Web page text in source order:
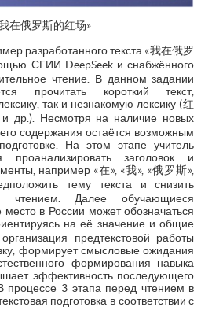
在俄罗斯的红场»
разработанного текста «我在俄罗
СГИИ DeepSeek и снабжённого
чтение. В данном задании
прочитать короткий текст,
так и незнакомую лексику (红
Несмотря на наличие новых
содержания остаётся возможным
На этом этапе учитель
проанализировать заголовок и
например «在», «我», «俄罗斯»,
тему текста и снизить
чтением. Далее обучающиеся
место в России может обозначаться
на её значение и общие
предтекстовой работы
формирует смысловые ожидания
формирования навыка
эффективность последующего
процессе 3 этапа перед чтением в
подготовка в соответствии с